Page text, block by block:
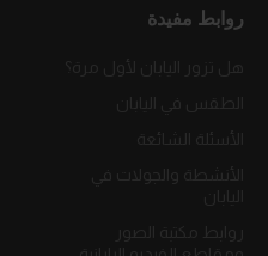
روابط مفيدة